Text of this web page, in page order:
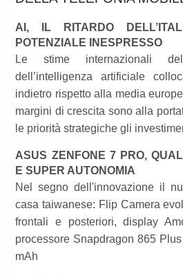
AI, IL RITARDO
POTENZIALE INESPRESSO
Le stime internazionali
dell’intelligenza artificiale
indietro rispetto alla media
margini di crescita sono alla
le priorità strategiche gli
ASUS ZENFONE 7 PRO,
E SUPER AUTONOMIA
Nel segno dell'innovazione il
casa taiwanese: Flip Camera
frontali e posteriori, display
processore Snapdragon 865
mAh